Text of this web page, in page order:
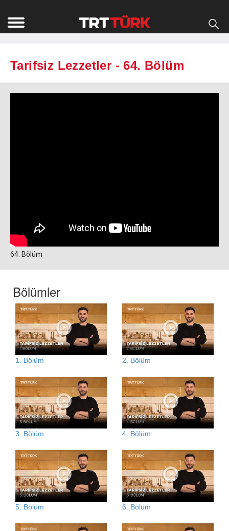
Tarifsiz Lezzetler - 64. Bölüm
64. Bölüm
Bölümler
1. Bölüm 2. Bölüm
3. Bölüm 4. Bölüm
5. Bölüm 6. Bölüm